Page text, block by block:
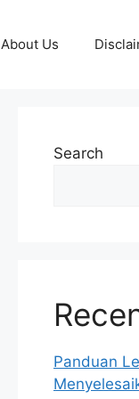
About Us
Search
Panduan